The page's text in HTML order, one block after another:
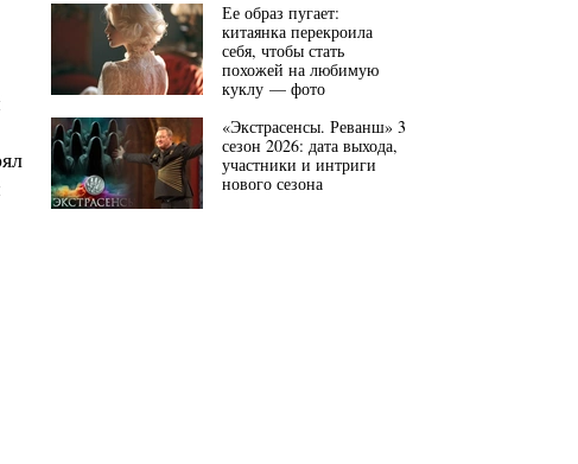
Ее образ пугает:
китаянка перекроила
себя, чтобы стать
похожей на любимую
куклу — фото
«Экстрасенсы. Реванш» 3
сезон 2026: дата выхода,
участники и интриги
нового сезона